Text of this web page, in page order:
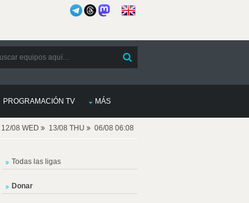
PROGRAMACIÓN TV MÁS
12/08 WED 13/08 THU 06/08 06:08
Todas las ligas
Donar